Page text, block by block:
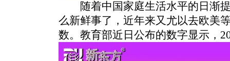
随着中国家庭生活水平的日渐提
么新鲜事了，近年来又尤以去欧美
数。教育部近日公布的数字显示，